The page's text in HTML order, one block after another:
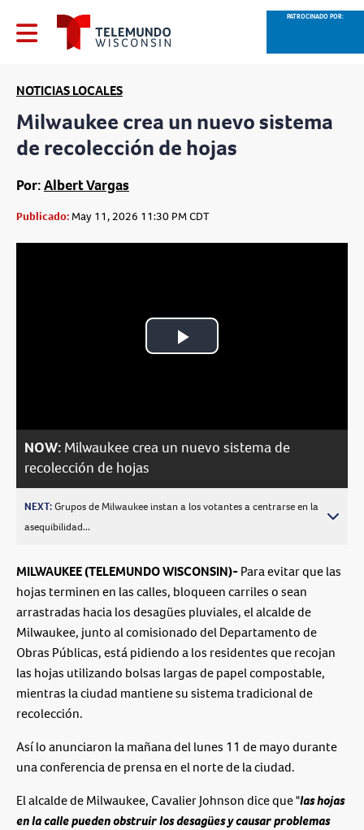
PATROCINADO POR:
NOTICIAS LOCALES
Milwaukee crea un nuevo sistema
de recolección de hojas
Por:Albert Vargas
Publicado: May 11, 2026 11:30 PM CDT
Play
NOW: Milwaukee crea un nuevo sistema de
recolección de hojas
NEXT:Grupos de Milwaukee instan a los votantes a centrarse en la
asequibilidad...
MILWAUKEE (TELEMUNDO WISCONSIN)-Para evitar que las
hojas terminen en las calles, bloqueen carriles o sean
arrastradas hacia los desagües pluviales, el alcalde de
Milwaukee, junto al comisionado del Departamento de
Obras Públicas, está pidiendo a los residentes que recojan
las hojas utilizando bolsas largas de papel compostable,
mientras la ciudad mantiene su sistema tradicional de
recolección.
Así lo anunciaron la mañana del lunes 11 de mayo durante
una conferencia de prensa en el norte de la ciudad.
El alcalde de Milwaukee, Cavalier Johnson dice que "las hojas
en la calle pueden obstruir los desagües y causar problemas